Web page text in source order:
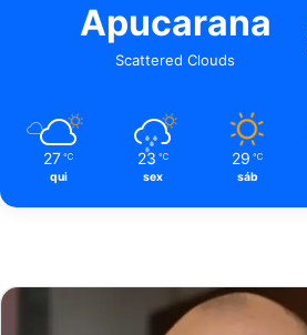
Apucarana
Scattered Clouds
27 ℃
qui
23 ℃
sex
29 ℃
sáb